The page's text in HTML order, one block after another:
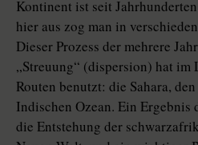
Kontinent ist seit
hier aus zog man in
Dieser Prozess der mehrere
„Streuung“ (dispersion) hat im
Routen benutzt: die Sahara,
Indischen Ozean. Ein Ergebnis
die Entstehung der